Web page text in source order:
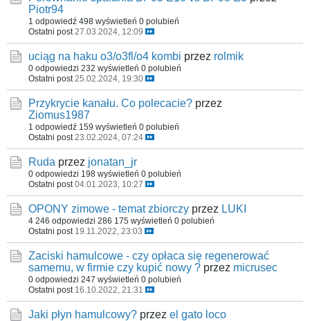
Piotr94
1 odpowiedź 498 wyświetleń 0 polubień
Ostatni post 27.03.2024, 12:09
uciąg na haku o3/o3fl/o4 kombi przez rolmik
0 odpowiedzi 232 wyświetleń 0 polubień
Ostatni post 25.02.2024, 19:30
Przykrycie kanału. Co polecacie? przez
Ziomus1987
1 odpowiedź 159 wyświetleń 0 polubień
Ostatni post 23.02.2024, 07:24
Ruda przez jonatan_jr
0 odpowiedzi 198 wyświetleń 0 polubień
Ostatni post 04.01.2023, 10:27
OPONY zimowe - temat zbiorczy przez LUKI
4 246 odpowiedzi 286 175 wyświetleń 0 polubień
Ostatni post 19.11.2022, 23:03
Zaciski hamulcowe - czy opłaca się regenerować
samemu, w firmie czy kupić nowy ? przez micrusec
0 odpowiedzi 247 wyświetleń 0 polubień
Ostatni post 16.10.2022, 21:31
Jaki płyn hamulcowy? przez el gato loco